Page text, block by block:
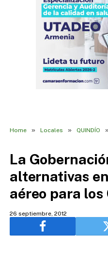
Home » Locales » QUINDÍO
La
alternativas
aéreo para
26 septiembre, 2012